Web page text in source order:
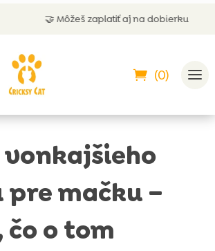
Môžeš zaplatiť aj na dobierku
(0)
pre mačku –
čo o tom